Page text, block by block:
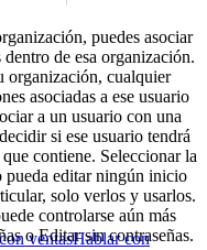
ventasHablar con
puedes asociar
de esa organización.
organización, cualquier
asociadas a ese usuario
a un usuario con una
si ese usuario tendrá
contiene. Seleccionar la
pueda editar ningún inicio
solo verlos y usarlos.
controlarse aún más
o Editar sin contraseñas.